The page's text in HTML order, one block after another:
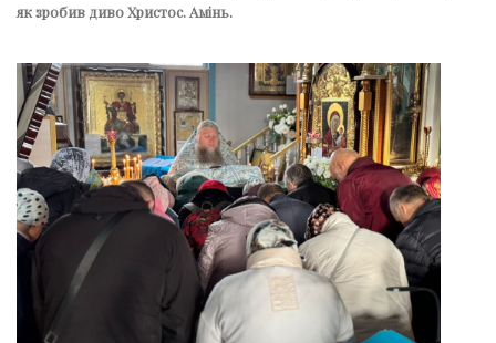
як зробив диво Христос. Амінь.